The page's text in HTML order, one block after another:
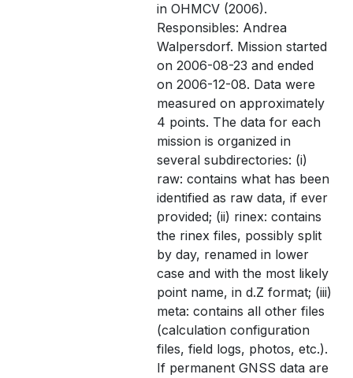
in OHMCV (2006).
Responsibles: Andrea
Walpersdorf. Mission started
on 2006-08-23 and ended
on 2006-12-08. Data were
measured on approximately
4 points. The data for each
mission is organized in
several subdirectories: (i)
raw: contains what has been
identified as raw data, if ever
provided; (ii) rinex: contains
the rinex files, possibly split
by day, renamed in lower
case and with the most likely
point name, in d.Z format; (iii)
meta: contains all other files
(calculation configuration
files, field logs, photos, etc.).
If permanent GNSS data are